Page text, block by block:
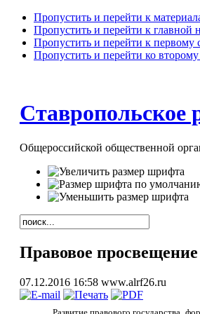
Пропустить и перейти к
Пропустить и перейти к главной
Пропустить и перейти к первому
Пропустить и перейти ко
Ставропольское
Общероссийской общественной
Правовое просвещение
07.12.2016 16:58 www.alrf26.ru